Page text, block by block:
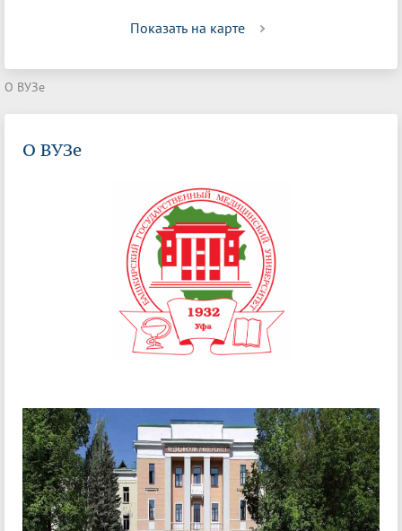
Показать на карте
О ВУЗе
О ВУЗе